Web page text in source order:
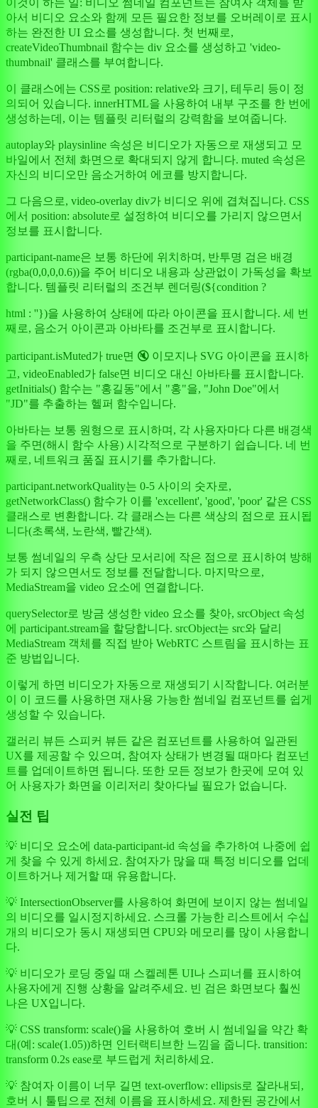
이것이 하는 일: 비디오 썸네일 컴포넌트는 참여자 객체를 받
아서 비디오 요소와 함께 모든 필요한 정보를 오버레이로 표시
하는 완전한 UI 요소를 생성합니다. 첫 번째로,
createVideoThumbnail 함수는 div 요소를 생성하고 'video-
thumbnail' 클래스를 부여합니다.
이 클래스에는 CSS로 position: relative와 크기, 테두리 등이 정
의되어 있습니다. innerHTML을 사용하여 내부 구조를 한 번에
생성하는데, 이는 템플릿 리터럴의 강력함을 보여줍니다.
autoplay와 playsinline 속성은 비디오가 자동으로 재생되고 모
바일에서 전체 화면으로 확대되지 않게 합니다. muted 속성은
자신의 비디오만 음소거하여 에코를 방지합니다.
그 다음으로, video-overlay div가 비디오 위에 겹쳐집니다. CSS
에서 position: absolute로 설정하여 비디오를 가리지 않으면서
정보를 표시합니다.
participant-name은 보통 하단에 위치하며, 반투명 검은 배경
(rgba(0,0,0,0.6))을 주어 비디오 내용과 상관없이 가독성을 확보
합니다. 템플릿 리터럴의 조건부 렌더링(${condition ?
html : ''})을 사용하여 상태에 따라 아이콘을 표시합니다. 세 번
째로, 음소거 아이콘과 아바타를 조건부로 표시합니다.
participant.isMuted가 true면 🔇 이모지나 SVG 아이콘을 표시하
고, videoEnabled가 false면 비디오 대신 아바타를 표시합니다.
getInitials() 함수는 "홍길동"에서 "홍"을, "John Doe"에서
"JD"를 추출하는 헬퍼 함수입니다.
아바타는 보통 원형으로 표시하며, 각 사용자마다 다른 배경색
을 주면(해시 함수 사용) 시각적으로 구분하기 쉽습니다. 네 번
째로, 네트워크 품질 표시기를 추가합니다.
participant.networkQuality는 0-5 사이의 숫자로,
getNetworkClass() 함수가 이를 'excellent', 'good', 'poor' 같은 CSS
클래스로 변환합니다. 각 클래스는 다른 색상의 점으로 표시됩
니다(초록색, 노란색, 빨간색).
보통 썸네일의 우측 상단 모서리에 작은 점으로 표시하여 방해
가 되지 않으면서도 정보를 전달합니다. 마지막으로,
MediaStream을 video 요소에 연결합니다.
querySelector로 방금 생성한 video 요소를 찾아, srcObject 속성
에 participant.stream을 할당합니다. srcObject는 src와 달리
MediaStream 객체를 직접 받아 WebRTC 스트림을 표시하는 표
준 방법입니다.
이렇게 하면 비디오가 자동으로 재생되기 시작합니다. 여러분
이 이 코드를 사용하면 재사용 가능한 썸네일 컴포넌트를 쉽게
생성할 수 있습니다.
갤러리 뷰든 스피커 뷰든 같은 컴포넌트를 사용하여 일관된
UX를 제공할 수 있으며, 참여자 상태가 변경될 때마다 컴포넌
트를 업데이트하면 됩니다. 또한 모든 정보가 한곳에 모여 있
어 사용자가 화면을 이리저리 찾아다닐 필요가 없습니다.
실전 팁
💡 비디오 요소에 data-participant-id 속성을 추가하여 나중에 쉽
게 찾을 수 있게 하세요. 참여자가 많을 때 특정 비디오를 업데
이트하거나 제거할 때 유용합니다.
💡 IntersectionObserver를 사용하여 화면에 보이지 않는 썸네일
의 비디오를 일시정지하세요. 스크롤 가능한 리스트에서 수십
개의 비디오가 동시 재생되면 CPU와 메모리를 많이 사용합니
다.
💡 비디오가 로딩 중일 때 스켈레톤 UI나 스피너를 표시하여
사용자에게 진행 상황을 알려주세요. 빈 검은 화면보다 훨씬
나은 UX입니다.
💡 CSS transform: scale()을 사용하여 호버 시 썸네일을 약간 확
대(예: scale(1.05))하면 인터랙티브한 느낌을 줍니다. transition:
transform 0.2s ease로 부드럽게 처리하세요.
💡 참여자 이름이 너무 길면 text-overflow: ellipsis로 잘라내되,
호버 시 툴팁으로 전체 이름을 표시하세요. 제한된 공간에서